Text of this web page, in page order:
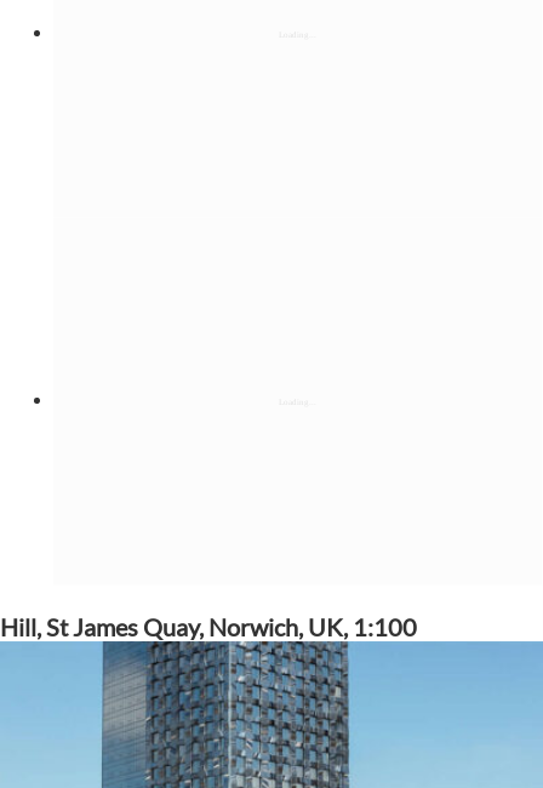
Hill, St James Quay, Norwich, UK, 1:100